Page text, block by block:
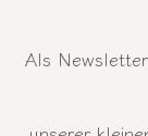
Als